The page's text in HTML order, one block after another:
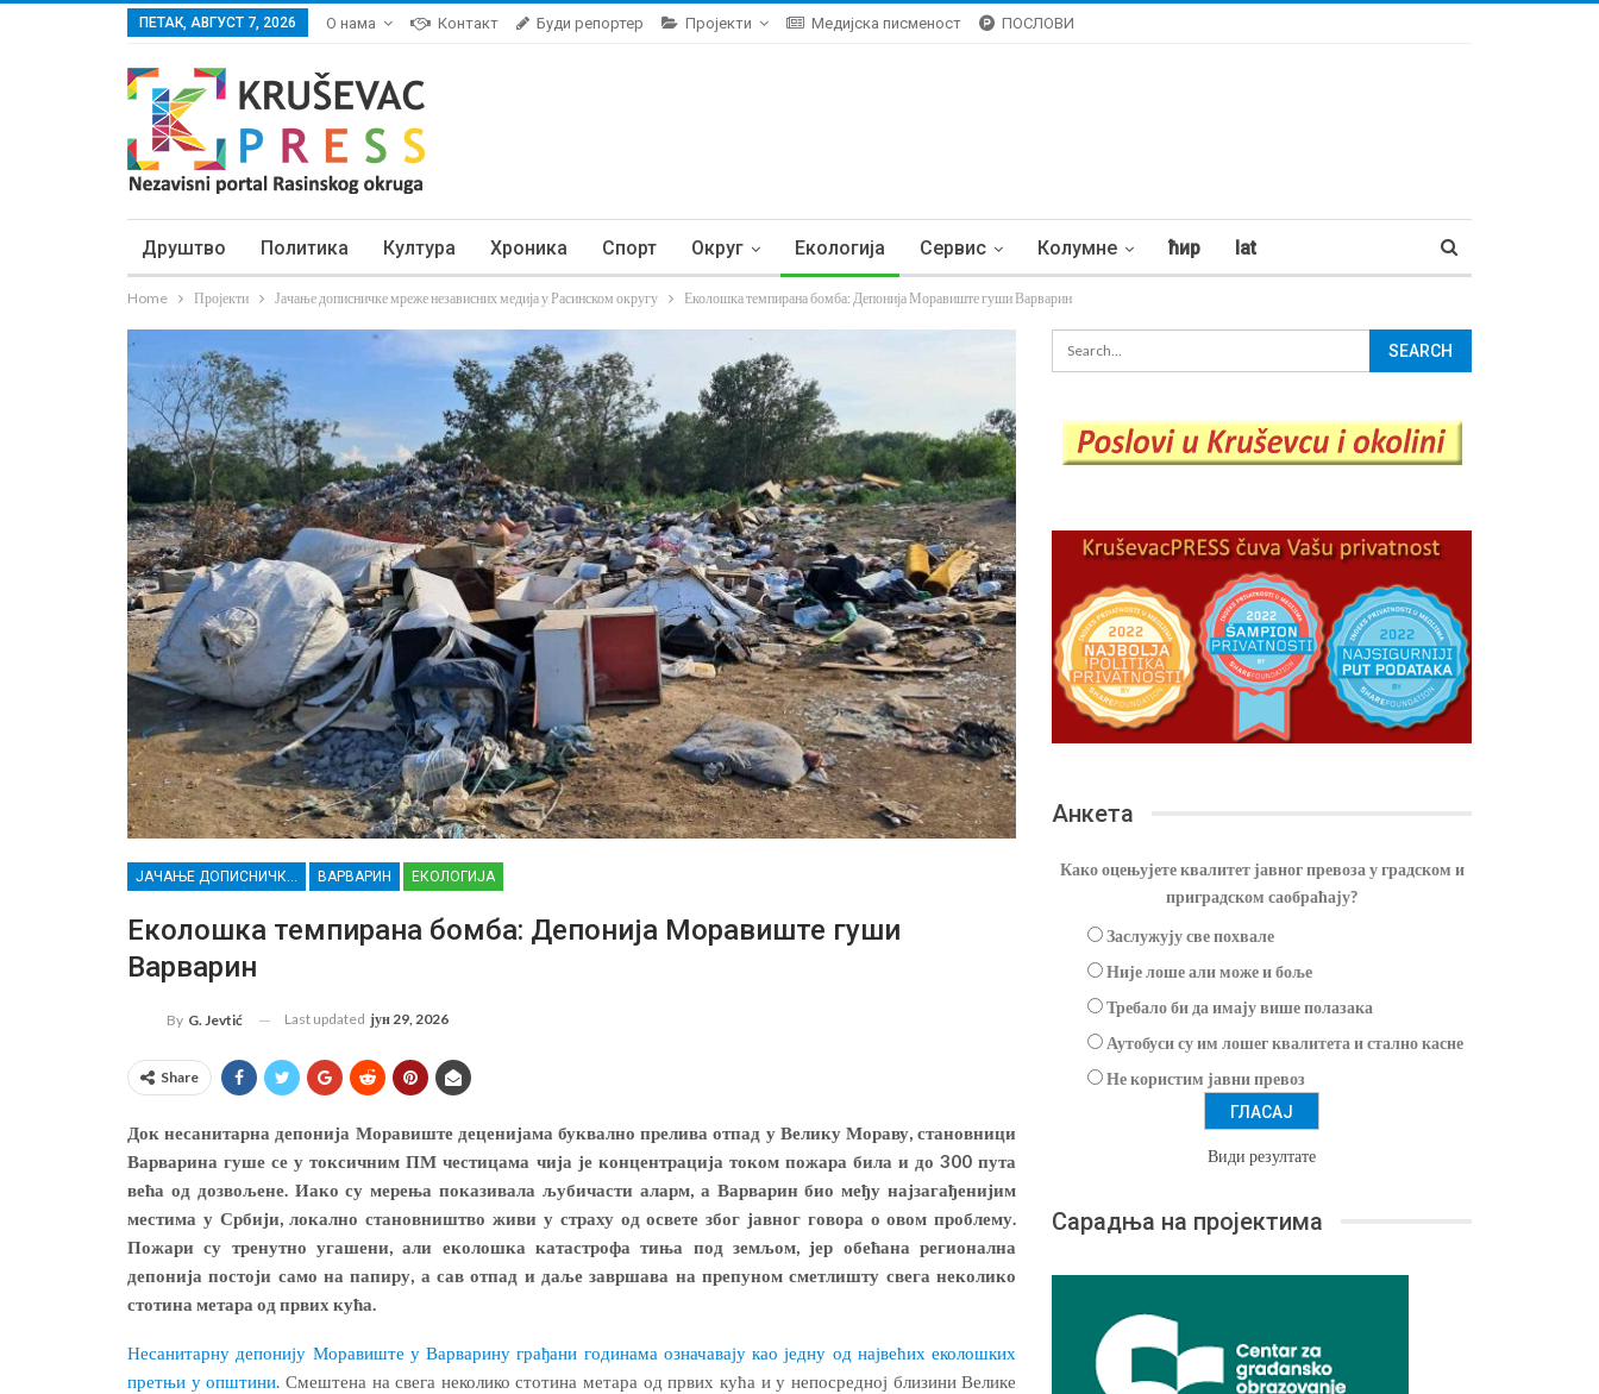
ПЕТАК, АВГУСТ 7, 2026 О нама Контакт Буди репортер Пројекти Медијска писменост ПОСЛОВИ
Друштво Политика Култура Хроника Спорт Округ Екологија Сервис Колумне ћир lat
Home Пројекти Јачање дописничке мреже независних медија у Расинском округу Еколошка темпирана бомба: Депонија Моравиште гуши Варварин
ЈАЧАЊЕ ДОПИСНИЧКЕ МРЕЖЕ НЕЗАВИСНИХ МЕДИЈА У РАСИНСКОМ ОКРУГУ ВАРВАРИН ЕКОЛОГИЈА
Еколошка темпирана бомба: Депонија Моравиште гуши
Варварин
By G. Jevtić Last updated јун 29, 2026
Share
Док несанитарна депонија Моравиште деценијама буквално прелива отпад у Велику Мораву, становници
Варварина гуше се у токсичним ПМ честицама чија је концентрација током пожара била и до 300 пута
већа од дозвољене. Иако су мерења показивала љубичасти аларм, а Варварин био међу најзагађенијим
местима у Србији, локално становништво живи у страху од освете због јавног говора о овом проблему.
Пожари су тренутно угашени, али еколошка катастрофа тиња под земљом, јер обећана регионална
депонија постоји само на папиру, а сав отпад и даље завршава на препуном сметлишту свега неколико
стотина метара од првих кућа.
Несанитарну депонију Моравиште у Варварину грађани годинама означавају као једну од највећих еколошких
претњи у општини. Смештена на свега неколико стотина метара од првих кућа и у непосредној близини Велике
Анкета
Како оцењујете квалитет јавног превоза у градском и
приградском саобраћају?
Заслужују све похвале
Није лоше али може и боље
Требало би да имају више полазака
Аутобуси су им лошег квалитета и стално касне
Не користим јавни превоз
Види резултате
Сарадња на пројектима